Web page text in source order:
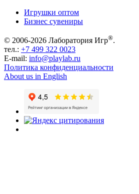
Игрушки оптом
Бизнес сувениры
© 2006-2026 Лаборатория Игр®.
тел.: +7 499 322 0023
E-mail: info@playlab.ru
Политика конфиденциальности
About us in English